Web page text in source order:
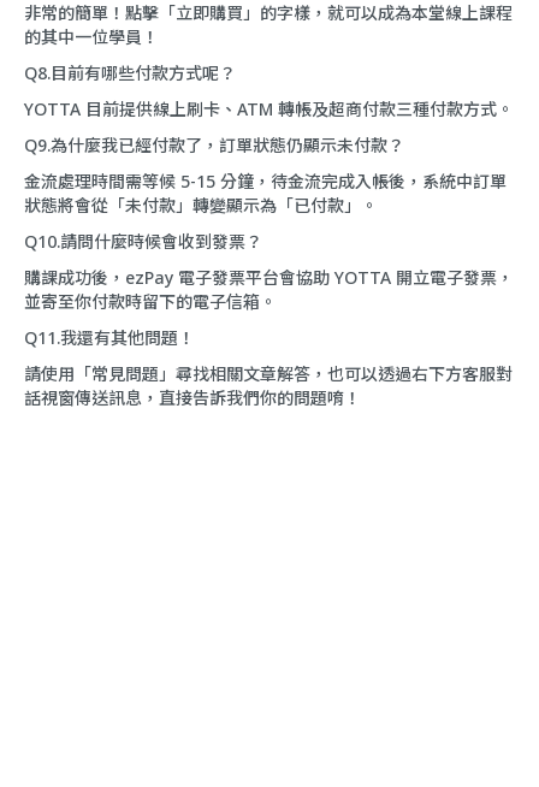
非常的簡單！點擊「立即購買」的字樣，就可以成為本堂線上課程
的其中一位學員！
Q8.目前有哪些付款方式呢？
YOTTA 目前提供線上刷卡、ATM 轉帳及超商付款三種付款方式。
Q9.為什麼我已經付款了，訂單狀態仍顯示未付款？
金流處理時間需等候 5-15 分鐘，待金流完成入帳後，系統中訂單
狀態將會從「未付款」轉變顯示為「已付款」。
Q10.請問什麼時候會收到發票？
購課成功後，ezPay 電子發票平台會協助 YOTTA 開立電子發票，
並寄至你付款時留下的電子信箱。
Q11.我還有其他問題！
請使用「常見問題」尋找相關文章解答，也可以透過右下方客服對
話視窗傳送訊息，直接告訴我們你的問題唷！